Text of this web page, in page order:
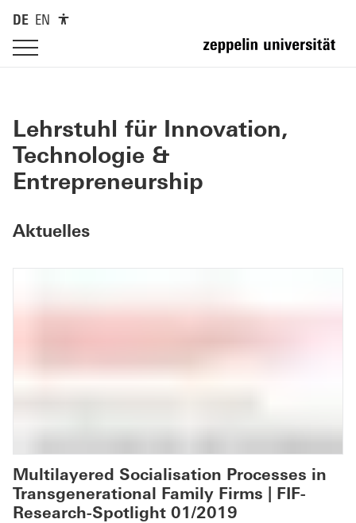
DE EN
Lehrstuhl für Innovation,
Technologie &
Entrepreneurship
Aktuelles
Multilayered Socialisation Processes in
Transgenerational Family Firms | FIF-
Research-Spotlight 01/2019